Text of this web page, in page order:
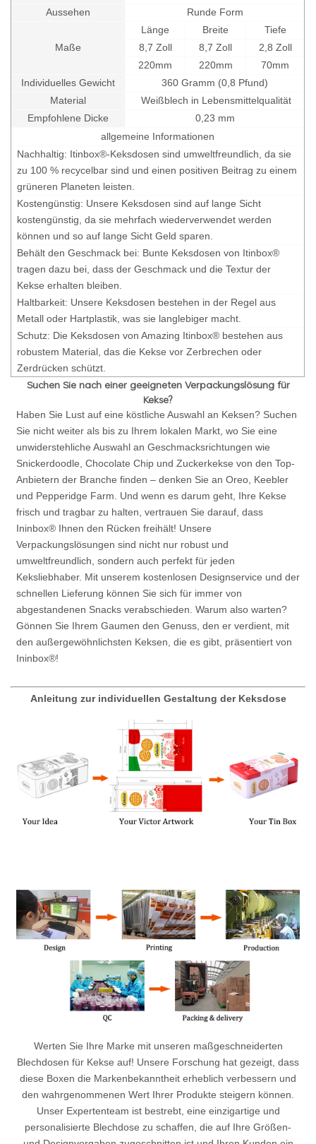
Aussehen
Runde Form
Maße
Länge Breite
Tiefe
8,7 Zoll
8,7 Zoll
2,8 Zoll
220mm
220mm
70mm
Individuelles Gewicht
360 Gramm (0,8 Pfund)
Material
Weißblech in Lebensmittelqualität
Empfohlene Dicke
0,23 mm
allgemeine Informationen
Nachhaltig: Itinbox®-Keksdosen sind umweltfreundlich, da sie
zu 100 % recycelbar sind und einen positiven Beitrag zu einem
grüneren Planeten leisten.
Kostengünstig: Unsere Keksdosen sind auf lange Sicht
kostengünstig, da sie mehrfach wiederverwendet werden
können und so auf lange Sicht Geld sparen.
Behält den Geschmack bei: Bunte Keksdosen von Itinbox®
tragen dazu bei, dass der Geschmack und die Textur der
Kekse erhalten bleiben.
Haltbarkeit: Unsere Keksdosen bestehen in der Regel aus
Metall oder Hartplastik, was sie langlebiger macht.
Schutz: Die Keksdosen von Amazing Itinbox® bestehen aus
robustem Material, das die Kekse vor Zerbrechen oder
Zerdrücken schützt.
Suchen Sie nach einer geeigneten Verpackungslösung für
Kekse?
Haben Sie Lust auf eine köstliche Auswahl an Keksen? Suchen
Sie nicht weiter als bis zu Ihrem lokalen Markt, wo Sie eine
unwiderstehliche Auswahl an Geschmacksrichtungen wie
Snickerdoodle, Chocolate Chip und Zuckerkekse von den Top-
Anbietern der Branche finden – denken Sie an Oreo, Keebler
und Pepperidge Farm. Und wenn es darum geht, Ihre Kekse
frisch und tragbar zu halten, vertrauen Sie darauf, dass
Ininbox® Ihnen den Rücken freihält! Unsere
Verpackungslösungen sind nicht nur robust und
umweltfreundlich, sondern auch perfekt für jeden
Keksliebhaber. Mit unserem kostenlosen Designservice und der
schnellen Lieferung können Sie sich für immer von
abgestandenen Snacks verabschieden. Warum also warten?
Gönnen Sie Ihrem Gaumen den Genuss, den er verdient, mit
den außergewöhnlichsten Keksen, die es gibt, präsentiert von
Ininbox®!
Anleitung zur individuellen Gestaltung der Keksdose
Werten Sie Ihre Marke mit unseren maßgeschneiderten
Blechdosen für Kekse auf! Unsere Forschung hat gezeigt, dass
diese Boxen die Markenbekanntheit erheblich verbessern und
den wahrgenommenen Wert Ihrer Produkte steigern können.
Unser Expertenteam ist bestrebt, eine einzigartige und
personalisierte Blechdose zu schaffen, die auf Ihre Größen-